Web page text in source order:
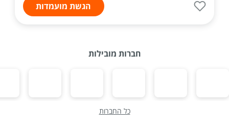
הגשת מועמדות
חברות מובילות
כל החברות